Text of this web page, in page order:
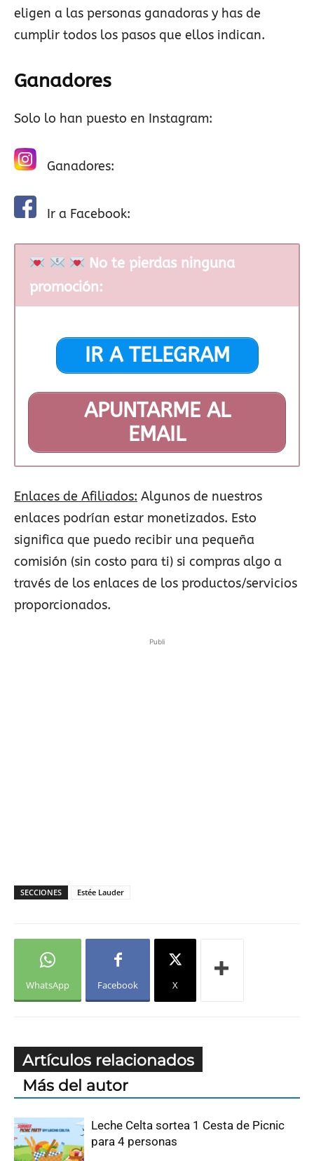
eligen a las personas ganadoras y has de
cumplir todos los pasos que ellos indican.
Ganadores
Solo lo han puesto en Instagram:
Ganadores:
Ir a Facebook:
No te pierdas ninguna
promoción:
IR A TELEGRAM
APUNTARME AL
EMAIL
Enlaces de Afiliados: Algunos de nuestros
enlaces podrían estar monetizados. Esto
significa que puedo recibir una pequeña
comisión (sin costo para ti) si compras algo a
través de los enlaces de los productos/servicios
proporcionados.
Publi
SECCIONES Estée Lauder
WhatsApp Facebook X
Artículos relacionados
Más del autor
Leche Celta sortea 1 Cesta de Picnic
para 4 personas